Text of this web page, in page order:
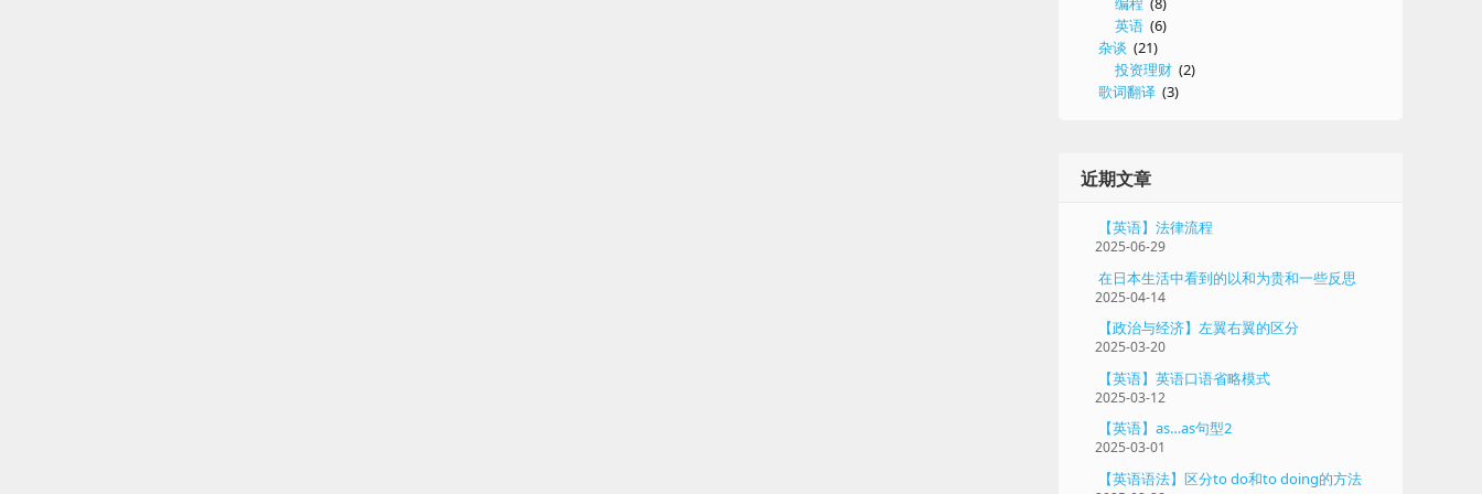
英语 (6)
杂谈 (21)
投资理财 (2)
歌词翻译 (3)
近期文章
【英语】法律流程
2025-06-29
在日本生活中看到的以和为贵和一些反思
2025-04-14
【政治与经济】左翼右翼的区分
2025-03-20
【英语】英语口语省略模式
2025-03-12
【英语】as…as句型2
2025-03-01
【英语语法】区分to do和to doing的方法